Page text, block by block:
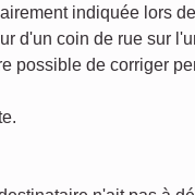
indiquée lors
d'un coin de rue sur
possible de corriger